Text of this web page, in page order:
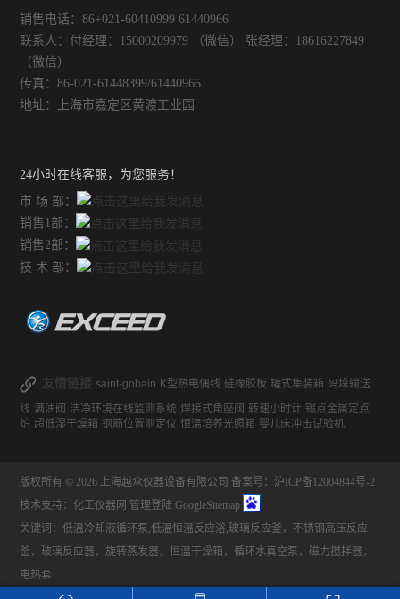
销售电话：86+021-60410999 61440966
联系人：付经理：15000209979 （微信） 张经理：18616227849
（微信）
传真：86-021-61448399/61440966
地址：上海市嘉定区黄渡工业园
24小时在线客服，为您服务！
市 场 部：
销售1部：
销售2部：
技 术 部：
友情链接 saint-gobain K型热电偶线 硅橡胶板 罐式集装箱 码垛输送
线 满油阀 洁净环境在线监测系统 焊接式角座阀 转速小时计 锡点金属定点
炉 超低湿干燥箱 钢筋位置测定仪 恒温培养光照箱 婴儿床冲击试验机
版权所有 © 2026 上海越众仪器设备有限公司 备案号：沪ICP备12004844号-2
技术支持： 化工仪器网 管理登陆 GoogleSitemap
关键词：低温冷却液循环泵,低温恒温反应浴,玻璃反应釜，不锈钢高压反应
釜，玻璃反应器，旋转蒸发器，恒温干燥箱，循环水真空泵，磁力搅拌器，
电热套